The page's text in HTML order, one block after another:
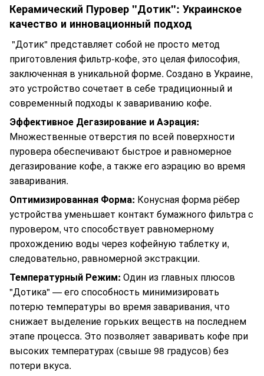
Керамический Пуровер "Дотик": Украинское
качество и инновационный подход
"Дотик" представляет собой не просто метод
приготовления фильтр-кофе, это целая философия,
заключенная в уникальной форме. Создано в Украине,
это устройство сочетает в себе традиционный и
современный подходы к завариванию кофе.
Эффективное Дегазирование и Аэрация:
Множественные отверстия по всей поверхности
пуровера обеспечивают быстрое и равномерное
дегазирование кофе, а также его аэрацию во время
заваривания.
Оптимизированная Форма: Конусная форма рёбер
устройства уменьшает контакт бумажного фильтра с
пуровером, что способствует равномерному
прохождению воды через кофейную таблетку и,
следовательно, равномерной экстракции.
Температурный Режим: Один из главных плюсов
"Дотика" — его способность минимизировать
потерю температуры во время заваривания, что
снижает выделение горьких веществ на последнем
этапе процесса. Это позволяет заваривать кофе при
высоких температурах (свыше 98 градусов) без
потери вкуса.